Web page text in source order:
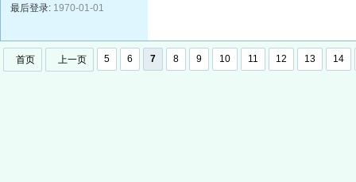
最后登录: 1970-01-01
首页 上一页 5 6 7 8 9 10 11 12 13 14